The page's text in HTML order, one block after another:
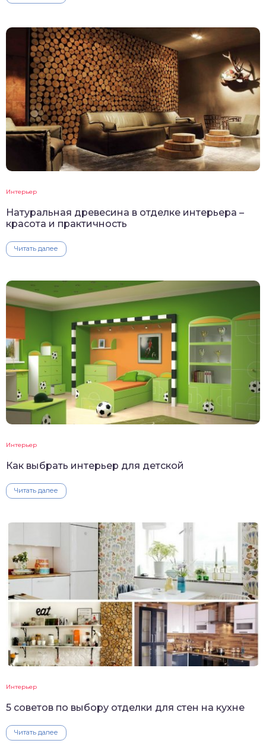
Интерьер
Натуральная древесина в отделке интерьера –
красота и практичность
Читать далее
Интерьер
Как выбрать интерьер для детской
Читать далее
Интерьер
5 советов по выбору отделки для стен на кухне
Читать далее